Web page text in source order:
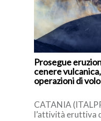
Prosegue
cenere
operazioni di
CATANIA
l’attività eruttiva